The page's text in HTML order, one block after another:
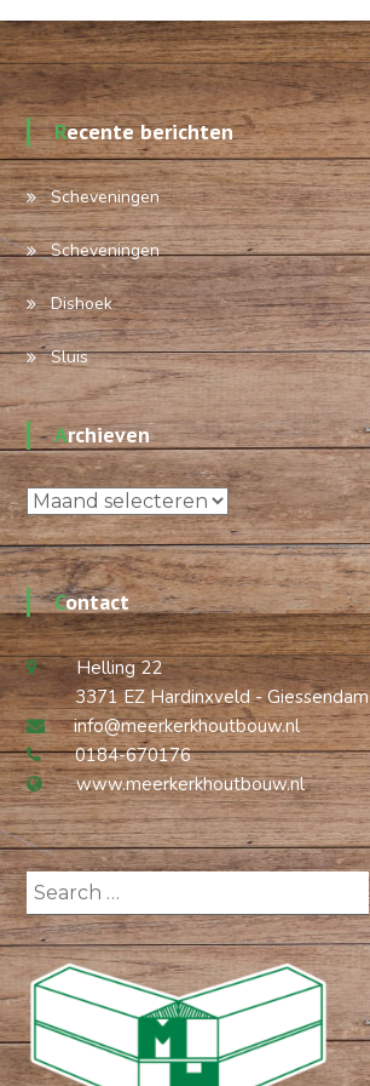
Recente berichten
Scheveningen
Scheveningen
Dishoek
Sluis
Archieven
Archieven
Contact
Helling 22
3371 EZ Hardinxveld - Giessendam
info@meerkerkhoutbouw.nl
0184-670176
www.meerkerkhoutbouw.nl
Search
for: